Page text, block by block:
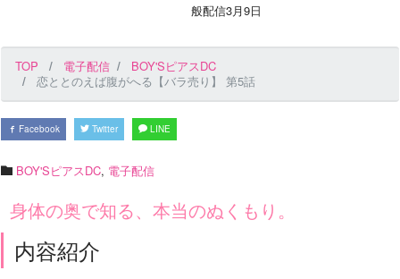
般配信3月9日
TOP 電子配信
BOY'SピアスDC
恋ととのえば腹がへる【バラ売り】 第5話
Facebook Twitter LINE
BOY'SピアスDC, 電子配信
身体の奥で知る、本当のぬくもり。
内容紹介